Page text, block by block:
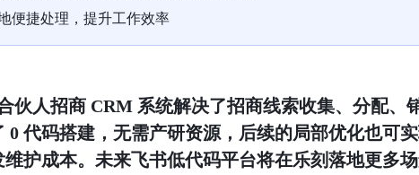
便捷处理，提升工作效率
伙人招商 CRM 系统解决了招商线索收集、分配、
0 代码搭建，无需产研资源，后续的局部优化也可
护成本。未来飞书低代码平台将在乐刻落地更多